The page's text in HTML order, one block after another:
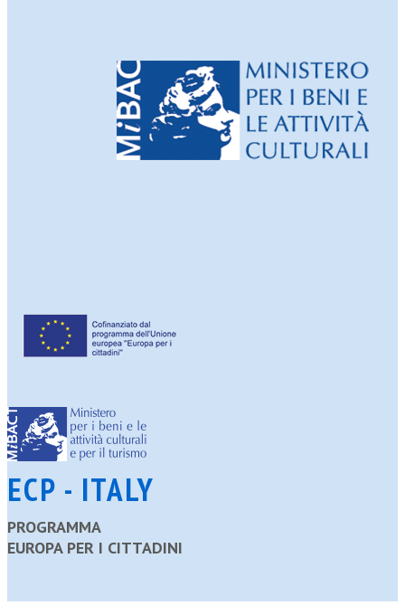
ECP - ITALY
PROGRAMMA
EUROPA PER I CITTADINI